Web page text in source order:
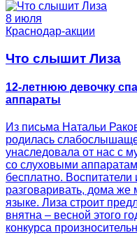
8 июля
Краснодар-акции
Что слышит Лиза
12-летнюю девочку
аппараты
Из письма Натальи
родилась
унаследовала от нас с
со слуховыми
бесплатно. Воспитатели
разговаривать, дома
языке. Лиза строит
внятна – весной этого
конкурса